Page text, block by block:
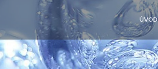
ÚVOD